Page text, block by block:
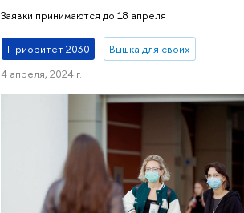
Заявки принимаются до 18 апреля
Приоритет 2030
Вышка для своих
4 апреля, 2024 г.